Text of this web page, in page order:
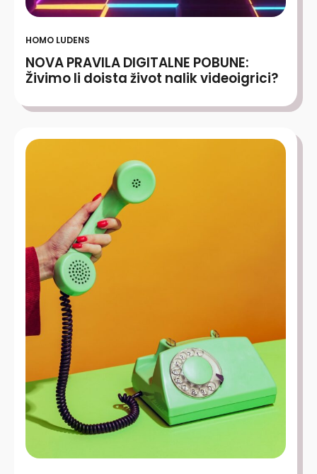
HOMO LUDENS
NOVA PRAVILA DIGITALNE POBUNE:
Živimo li doista život nalik videoigrici?